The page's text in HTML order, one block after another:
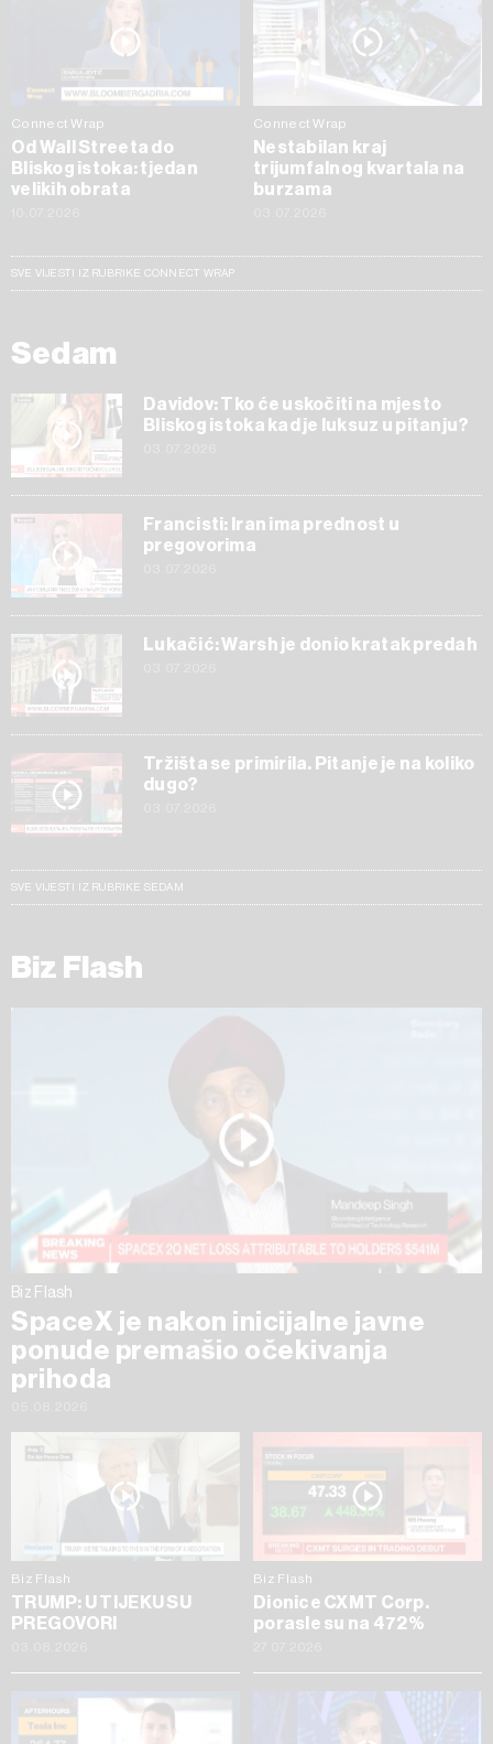
Connect Wrap
Od Wall Streeta do
Bliskog istoka: tjedan
velikih obrata
Connect Wrap
Nestabilan kraj
trijumfalnog kvartala na
burzama
SVE VIJESTI IZ RUBRIKE CONNECT WRAP
Sedam
Davidov: Tko će uskočiti na mjesto
Bliskog istoka kad je luksuz u pitanju?
Francisti: Iran ima prednost u
pregovorima
Lukačić: Warsh je donio kratak predah
Tržišta se primirila. Pitanje je na koliko
dugo?
SVE VIJESTI IZ RUBRIKE SEDAM
Biz Flash
Biz Flash
SpaceX je nakon inicijalne javne
ponude premašio očekivanja
prihoda
Biz Flash
TRUMP: U TIJEKU SU
PREGOVORI
Biz Flash
Dionice CXMT Corp.
porasle su na 472%